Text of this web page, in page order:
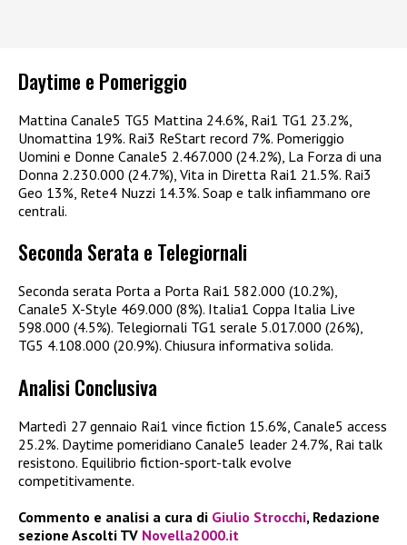
Daytime e Pomeriggio
Mattina Canale5 TG5 Mattina 24.6%, Rai1 TG1 23.2%,
Unomattina 19%. Rai3 ReStart record 7%. Pomeriggio
Uomini e Donne Canale5 2.467.000 (24.2%), La Forza di una
Donna 2.230.000 (24.7%), Vita in Diretta Rai1 21.5%. Rai3
Geo 13%, Rete4 Nuzzi 14.3%. Soap e talk infiammano ore
centrali.
Seconda Serata e Telegiornali
Seconda serata Porta a Porta Rai1 582.000 (10.2%),
Canale5 X-Style 469.000 (8%). Italia1 Coppa Italia Live
598.000 (4.5%). Telegiornali TG1 serale 5.017.000 (26%),
TG5 4.108.000 (20.9%). Chiusura informativa solida.
Analisi Conclusiva
Martedì 27 gennaio Rai1 vince fiction 15.6%, Canale5 access
25.2%. Daytime pomeridiano Canale5 leader 24.7%, Rai talk
resistono. Equilibrio fiction-sport-talk evolve
competitivamente.
Commento e analisi a cura di Giulio Strocchi, Redazione
sezione Ascolti TV Novella2000.it